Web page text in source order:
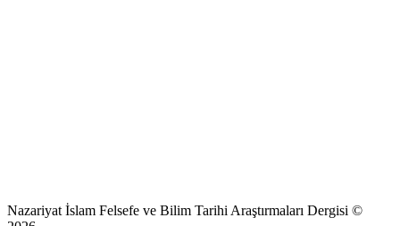
Nazariyat İslam Felsefe ve Bilim Tarihi Araştırmaları Dergisi ©